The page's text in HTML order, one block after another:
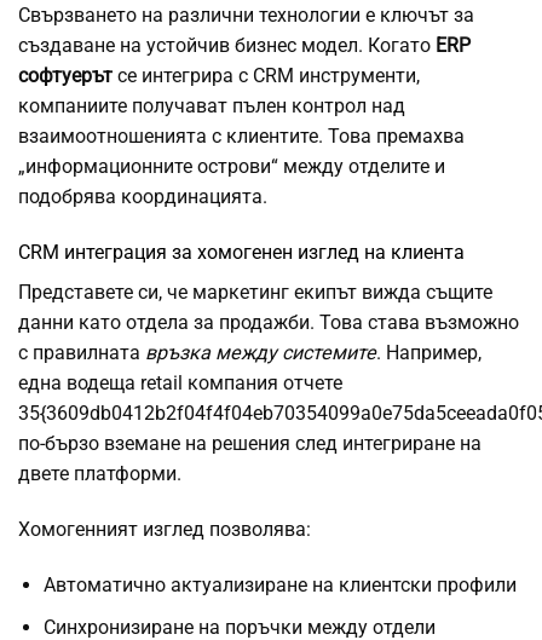
Свързването на различни технологии е ключът за
създаване на устойчив бизнес модел. Когато ERP
софтуерът се интегрира с CRM инструменти,
компаниите получават пълен контрол над
взаимоотношенията с клиентите. Това премахва
„информационните острови“ между отделите и
подобрява координацията.
CRM интеграция за хомогенен изглед на клиента
Представете си, че маркетинг екипът вижда същите
данни като отдела за продажби. Това става възможно
с правилната връзка между системите. Например,
една водеща retail компания отчете
по-бързо вземане на решения след интегриране на
двете платформи.
Хомогенният изглед позволява:
Автоматично актуализиране на клиентски профили
Синхронизиране на поръчки между отдели